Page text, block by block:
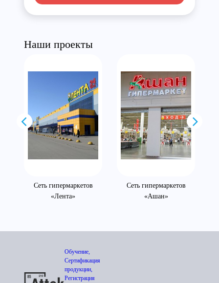
Наши проекты
Сеть гипермаркетов
«Лента»
Сеть гипермаркетов
«Ашан»
Обучение,
Сертификация
продукции,
Регистрация